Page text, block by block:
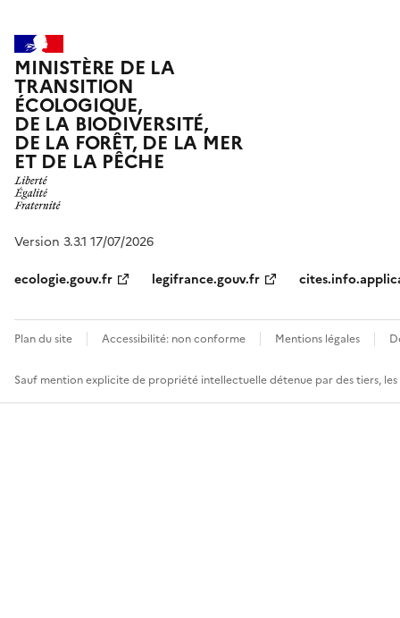
MINISTÈRE DE LA
TRANSITION
ÉCOLOGIQUE,
DE LA BIODIVERSITÉ,
DE LA FORÊT, DE LA MER
ET DE LA PÊCHE
Version 3.3.1 17/07/2026
ecologie.gouv.fr
legifrance.gouv.fr
Plan du site Accessibilité: non conforme Mentions légales
Sauf mention explicite de propriété intellectuelle détenue par des tiers,